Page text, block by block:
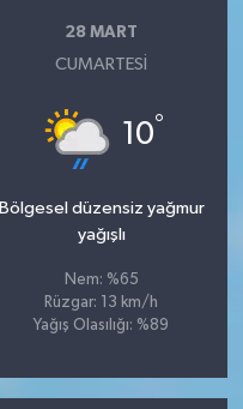
28 MART
CUMARTESI
10°
Bölgesel düzensiz yağmur
yağışlı
Nem: %65
Rüzgar: 13 km/h
Yağış Olasılığı: %89